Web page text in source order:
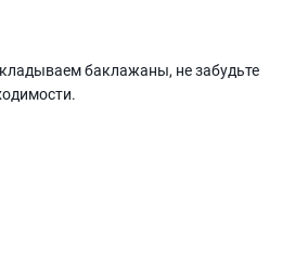
баклажаны, не забудьте